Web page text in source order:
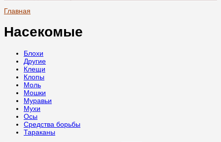
Главная
Насекомые
Блохи
Другие
Клещи
Клопы
Моль
Мошки
Муравьи
Мухи
Осы
Средства борьбы
Тараканы